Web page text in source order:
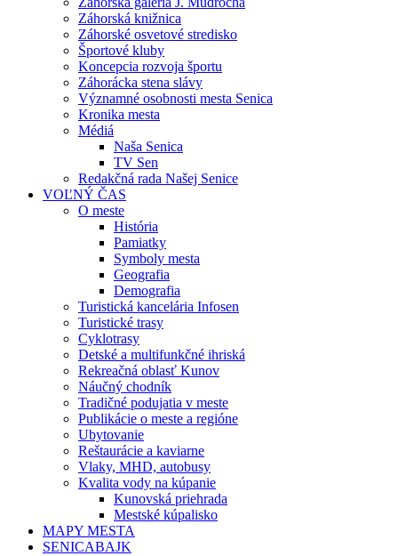
Záhorská knižnica
Záhorské osvetové stredisko
Športové kluby
Koncepcia rozvoja športu
Záhorácka stena slávy
Významné osobnosti mesta Senica
Kronika mesta
Médiá
Naša Senica
TV Sen
Redakčná rada Našej Senice
VOĽNÝ ČAS
O meste
História
Pamiatky
Symboly mesta
Geografia
Demografia
Turistická kancelária Infosen
Turistické trasy
Cyklotrasy
Detské a multifunkčné ihriská
Rekreačná oblasť Kunov
Náučný chodník
Tradičné podujatia v meste
Publikácie o meste a regióne
Ubytovanie
Reštaurácie a kaviarne
Vlaky, MHD, autobusy
Kvalita vody na kúpanie
Kunovská priehrada
Mestské kúpalisko
MAPY MESTA
SENICABAJK